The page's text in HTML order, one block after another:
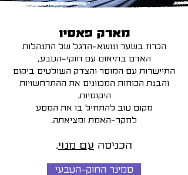
מארק פאסיו
הכרוז בשער ונושא-הדגל של התנהלות
האדם בתיאום עם חוקי-הטבע,
התיישרות עם המוסר והצדק השולטים ביקום
והבנת הכוחות המכוונים את ההתרחשויות
היקומיות.
מקום טוב להתחיל בו את המסע
לחקר-האמת ומציאתה.
הכניסה עם מנוי.
סמינר החוק-הטבעי